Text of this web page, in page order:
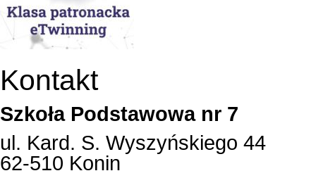
Kontakt
Szkoła Podstawowa nr 7
ul. Kard. S. Wyszyńskiego 44
62-510 Konin